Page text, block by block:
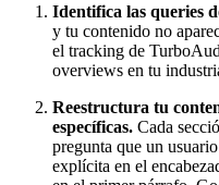
Identifica las queries
y tu contenido no
el tracking de
overviews en tu
Reestructura tu
específicas. Cada
pregunta que un
explícita en el